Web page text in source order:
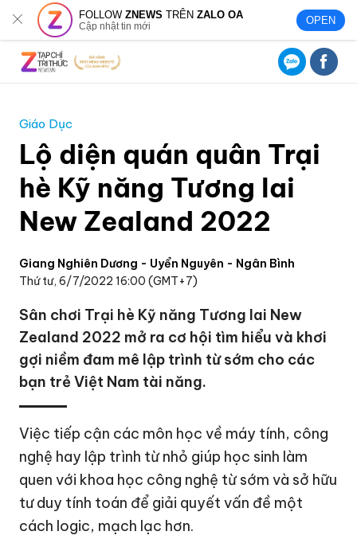
FOLLOWZNEWS TRÊNZALO OA
Cập nhật tin mới OPEN
Giáo Dục
Lộ diện quán quân Trại
hè Kỹ năng Tương lai
New Zealand 2022
Giang Nghiên Dương - Uyển Nguyên - Ngân Bình
Thứ tư, 6/7/2022 16:00 (GMT+7)
Sân chơi Trại hè Kỹ năng Tương lai New
Zealand 2022 mở ra cơ hội tìm hiểu và khơi
gợi niềm đam mê lập trình từ sớm cho các
bạn trẻ Việt Nam tài năng.
Việc tiếp cận các môn học về máy tính, công
nghệ hay lập trình từ nhỏ giúp học sinh làm
quen với khoa học công nghệ từ sớm và sở hữu
tư duy tính toán để giải quyết vấn đề một
cách logic, mạch lạc hơn.